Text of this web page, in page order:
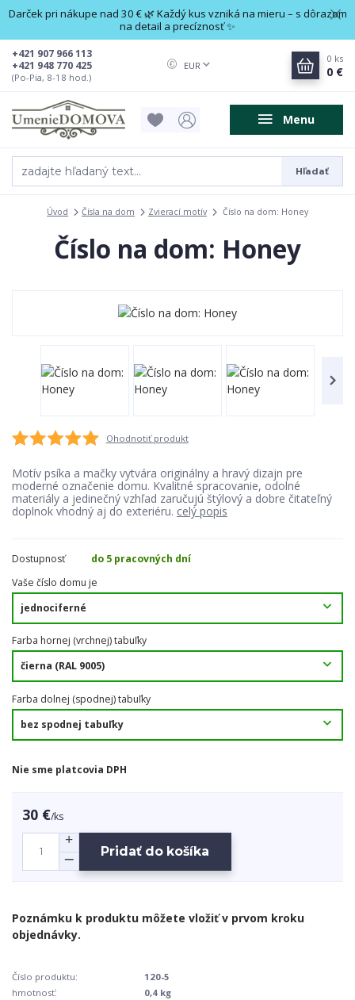
Darček pri nákupe nad 30 € 🌿 Každý kus vzniká na mieru – s dôrazom
na detail a precíznosť ✨
Menu
EUR
Hľadať
+421 948 770 425
+421 907 966 113
(Po-Pia, 8-18 hod.)
0 ks
0 €
Úvod Čísla na dom Zvierací motív Číslo na dom: Honey
Číslo na dom: Honey
Ohodnotiť produkt
Motív psíka a mačky vytvára originálny a hravý dizajn pre
moderné označenie domu. Kvalitné spracovanie, odolné
materiály a jedinečný vzhľad zaručujú štýlový a dobre čitateľný
doplnok vhodný aj do exteriéru. celý popis
Dostupnosť
do 5 pracovných dní
Vaše číslo domu je
Farba hornej (vrchnej) tabuľky
Farba dolnej (spodnej) tabuľky
Nie sme platcovia DPH
30 €/ks
Pridať do košíka
Číslo produktu:
120-5
hmotnosť:
0,4 kg